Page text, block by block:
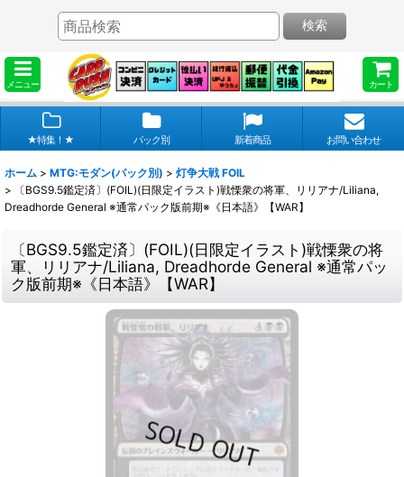
メニュー カート
検索
★特集！★ パック別 新着商品 お問い合わせ
ホーム > MTG:モダン(パック別) > 灯争大戦 FOIL
>
〔BGS9.5鑑定済〕(FOIL)(日限定イラスト)戦慄衆の将軍、リリアナ/Liliana,
Dreadhorde General ※通常パック版前期※《日本語》【WAR】
〔BGS9.5鑑定済〕(FOIL)(日限定イラスト)戦慄衆の将
軍、リリアナ/Liliana, Dreadhorde General ※通常パッ
ク版前期※《日本語》【WAR】